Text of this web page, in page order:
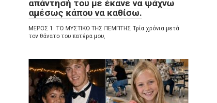
απάντησή του με έκανε να ψάχνω
αμέσως κάπου να καθίσω.
ΜΕΡΟΣ 1: ΤΟ ΜΥΣΤΙΚΟ ΤΗΣ ΠΕΜΠΤΗΣ Τρία χρόνια μετά
τον θάνατο του πατέρα μου,